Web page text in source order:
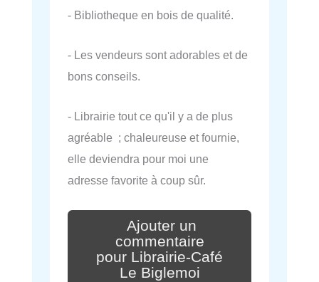
- Bibliotheque en bois de qualité.
- Les vendeurs sont adorables et de
bons conseils.
- Librairie tout ce qu'il y a de plus
agréable ; chaleureuse et fournie,
elle deviendra pour moi une
adresse favorite à coup sûr.
Ajouter un
commentaire
pour Librairie-Café
Le Biglemoi